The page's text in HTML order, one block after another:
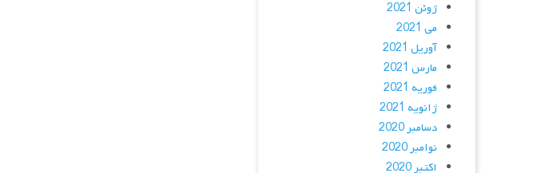
ژوئن 2021
می 2021
آوریل 2021
مارس 2021
فوریه 2021
ژانویه 2021
دسامبر 2020
نوامبر 2020
اکتبر 2020